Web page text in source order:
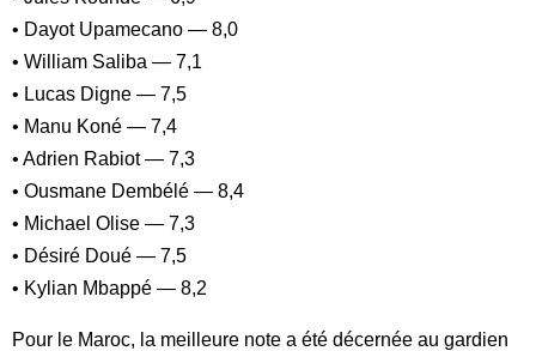
• Dayot Upamecano — 8,0
• William Saliba — 7,1
• Lucas Digne — 7,5
• Manu Koné — 7,4
• Adrien Rabiot — 7,3
• Ousmane Dembélé — 8,4
• Michael Olise — 7,3
• Désiré Doué — 7,5
• Kylian Mbappé — 8,2
Pour le Maroc, la meilleure note a été décernée au gardien